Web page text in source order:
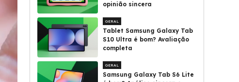
opinião sincera
GERAL
Tablet Samsung Galaxy Tab
S10 Ultra é bom? Avaliação
completa
GERAL
Samsung Galaxy Tab S6 Lite